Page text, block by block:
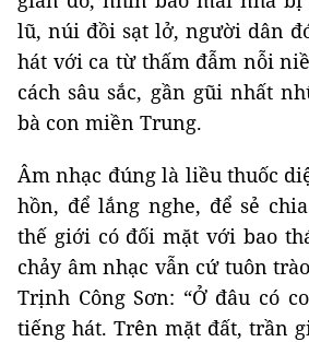
lũ, núi đồi sạt lở, người dân
hát với ca từ thấm đẫm nỗi
cách sâu sắc, gần gũi nhất
bà con miền Trung.
Âm nhạc đúng là liều thuốc
hồn, để lắng nghe, để sẻ
thế giới có đối mặt với bao
chảy âm nhạc vẫn cứ tuôn
Trịnh Công Sơn: “Ở đâu có
tiếng hát. Trên mặt đất, trần